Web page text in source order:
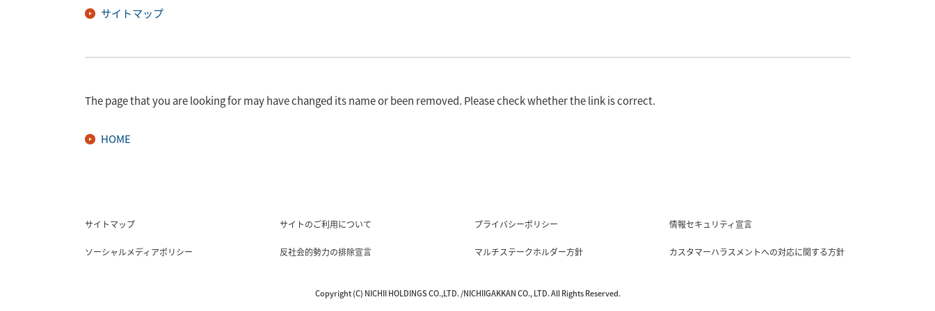
サイトマップ
The page that you are looking for may have changed its name or been removed. Please check whether the link is correct.
HOME
サイトマップ サイトのご利用について プライバシーポリシー 情報セキュリティ宣言
ソーシャルメディアポリシー 反社会的勢力の排除宣言 マルチステークホルダー方針 カスタマーハラスメントへの対応に関する方針
Copyright (C) NICHII HOLDINGS CO.,LTD. /NICHIIGAKKAN CO., LTD. All Rights Reserved.